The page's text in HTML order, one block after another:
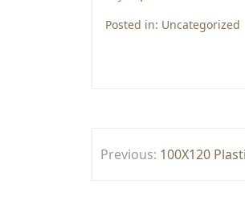
Posted in: Uncategorized
Yazı
Previous: 100X120